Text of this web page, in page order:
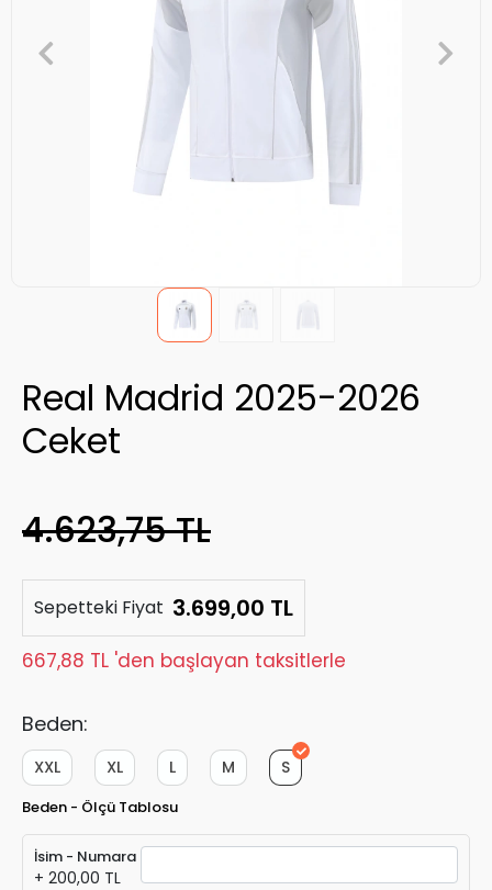
Real Madrid 2025-2026
Ceket
4.623,75 TL
Sepetteki Fiyat 3.699,00 TL
667,88 TL 'den başlayan taksitlerle
Beden:
S
M
L
XL
XXL
Beden - Ölçü Tablosu
İsim - Numara
+ 200,00 TL